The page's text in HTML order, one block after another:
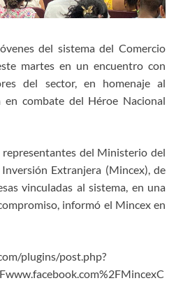
del sistema del Comercio
martes en un encuentro con
del sector, en homenaje al
en combate del Héroe Nacional
del Ministerio del
Extranjera (Mincex), de
vinculadas al sistema, en una
informó el Mincex en
plugins/post.php?